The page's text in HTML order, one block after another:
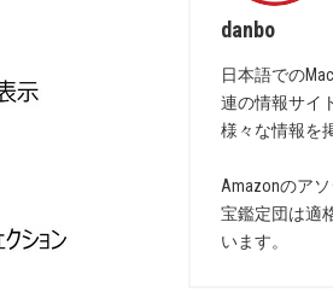
danbo
日本語での
連の情報サイ
様々な情報を
Amazonのア
宝鑑定団は適
います。